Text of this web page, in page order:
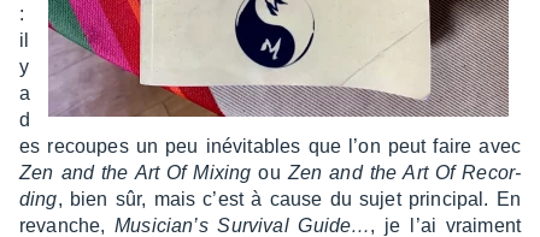
:
il
y
a
d
es recoupes un peu inévi­tables que l’on peut faire avec
Zen and the Art Of Mixing ou Zen and the Art Of Recor­
ding, bien sûr, mais c’est à cause du sujet prin­ci­pal. En
revanche,Musi­cian’s Survi­val Guide…, je l’ai vrai­ment